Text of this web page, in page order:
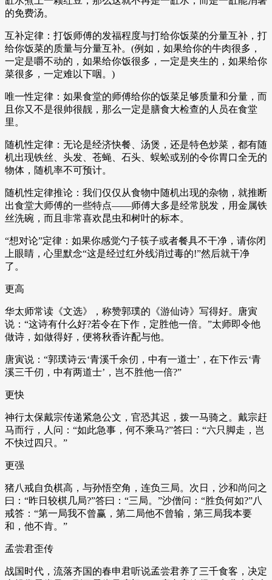
的免费汤。
互补定律：打饭师傅的发福程度与打给你饭菜的分量互补，打
给你饭菜的质量与分量互补。(例如，如果给你的牛肉很多，
一定是嚼不动的，如果给你饭很多，一定是夹生的，如果给你
菜很多，一定难以下咽。)
唯一性定律：如果食堂的师傅给你的饭菜足够质量和分量，而
且你又不是很帅很靓，那么一定是膳食大检查的人员在食堂
里。
随机性定律：无论是经济快餐、汤煲，还是特色炒菜，都有随
机出现铁丝、头发、苍蝇、石头、蜈蚣或别的令你胃口全无的
物体，随机率不可预计。
随机性定律推论：我们仅仅从食物中随机出现的杂物，就推断
出食堂大师傅的一些特点——师傅大多是经常脱发，用金属铁
丝洗碗，而且非常喜欢昆虫和树叶的标本。
“想对论”定律：如果你感觉勺子筷子或者餐具不干净，请你闭
上眼睛，心里默念“这是经过红外线消过毒的!”然后就干净
了。
更高
华太师常读《文选》，称赞郭璞的《游仙诗》写得好。唐寅
说：“这诗有什么好?若令在下作，定胜他一倍。”太师即令他
做诗，如做得好，便将秋香许配与他。
唐寅说：“郭璞诗云‘青溪千余仞，中有一道士’，在下作云‘青
溪三千仞，中有两道士’，岂不胜他一倍?”
更快
神行太保戴宗传递紧急公文，官恐其迟，拨一马骑之。戴宗赶
马而行，人问：“如此急事，何不乘马?”答曰：“六只脚走，岂
不快过四只。”
更强
猪八戒自负棋高，与孙悟空角，连负三局。次日，沙和尚问之
曰：“昨日较棋几局?”答曰：“三局。”沙僧问：“胜负何如?”八
戒答：“第一局我不曾赢，第二局他不曾输，第三局我本要
和，他不肯。”
孟尝君歪传
战国时代，流落齐国的春申君听说孟尝君养了三千食客，决定